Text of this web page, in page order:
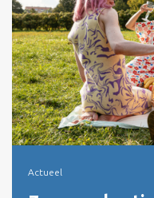
Actueel